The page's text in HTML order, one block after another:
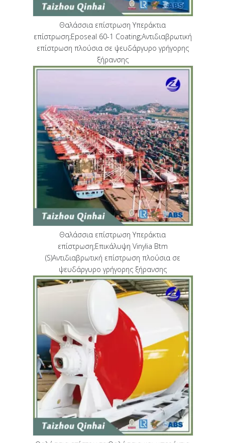
Θαλάσσια επίστρωση Υπεράκτια
επίστρωση;Eposeal 60-1 Coating;Αντιδιαβρωτική
επίστρωση πλούσια σε ψευδάργυρο γρήγορης
ξήρανσης
Θαλάσσια επίστρωση Υπεράκτια
επίστρωση;Επικάλυψη Vinylia Btm
(S)Αντιδιαβρωτική επίστρωση πλούσια σε
ψευδάργυρο γρήγορης ξήρανσης